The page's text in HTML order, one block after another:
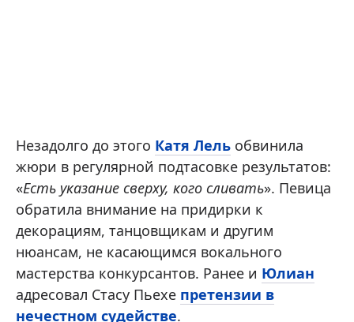
Незадолго до этого Катя Лель обвинила
жюри в регулярной подтасовке результатов:
«Есть указание сверху, кого сливать». Певица
обратила внимание на придирки к
декорациям, танцовщикам и другим
нюансам, не касающимся вокального
мастерства конкурсантов. Ранее и Юлиан
адресовал Стасу Пьехе претензии в
нечестном судействе.